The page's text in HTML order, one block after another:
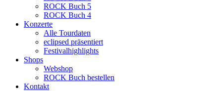
ROCK Buch 5
ROCK Buch 4
Konzerte
Alle Tourdaten
eclipsed präsentiert
Festivalhighlights
Shops
Webshop
ROCK Buch bestellen
Kontakt